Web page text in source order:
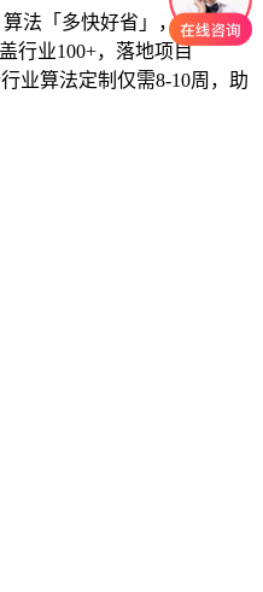
法「多快好省」，累计图
行业100+，落地项目
业算法定制仅需8-10周，助